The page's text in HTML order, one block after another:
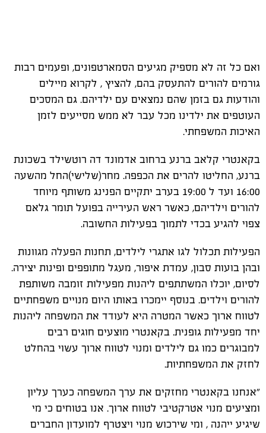
ואם כל זה לא מספיק מגיעים הסמארטפונים, ופעמים רבות
גורמים להורים להתעסק בהם, להציץ , לקרוא מיילים
והודעות גם בזמן שהם נמצאים עם ילדיהם. גם המסכים
העוטפים את ילדינו מכל עבר לא ממש מסייעים לזמן
האיכות המשפחתי.
בקאנטרי קלאב ברנע ברחוב אדמונד דה רוטשילד בשכונת
ברנע, החליטו להרים את הכפפה. מחר(שלישי)החל מהשעה
16:00 ועד ל 19:00 בערב יתקיים הפנינג משותף מיוחד
להורים וילדיהם, כאשר ראש העירייה בפועל תומר גלאם
צפוי להגיע בכדי לתמוך בפעילות החשובה.
הפעילות תכלול לגו אתגרי לילדים, תחנות הפעלה מגוונות
ובהן בועות סבון, עמדת איפור, מעגל מתופפים ופינות יצירה.
לסיום, יוכלו המשתתפים ליהנות מפעילות זומבה משותפת
להורים וילדים. בנוסף יימכרו באותו היום מנויים משפחתיים
לטווח ארוך כאשר המטרה היא לעודד את המשפחה ליהנות
יחד מפעילות גופנית. בקאנטרי מוצעים חוגים רבים
למבוגרים כמו גם לילדים ומנוי לטווח ארוך עשוי בהחלט
לחזק את המשפחתיות.
"אנחנו בקאנטרי מחזקים את ערך המשפחה כערך עליון
ומציעים מנוי אטרקטיבי לטווח ארוך. אנו בטוחים כי מי
שיגיע ייהנה , ומי שירכוש מנוי ויצטרף למועדון החברים